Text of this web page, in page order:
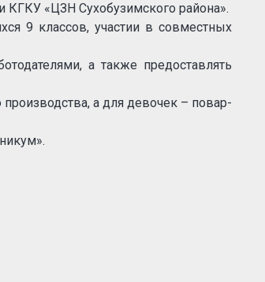
«ЦЗН Сухобузимского района».
9 классов, участии в совместных
а также предоставлять
а для девочек – повар-